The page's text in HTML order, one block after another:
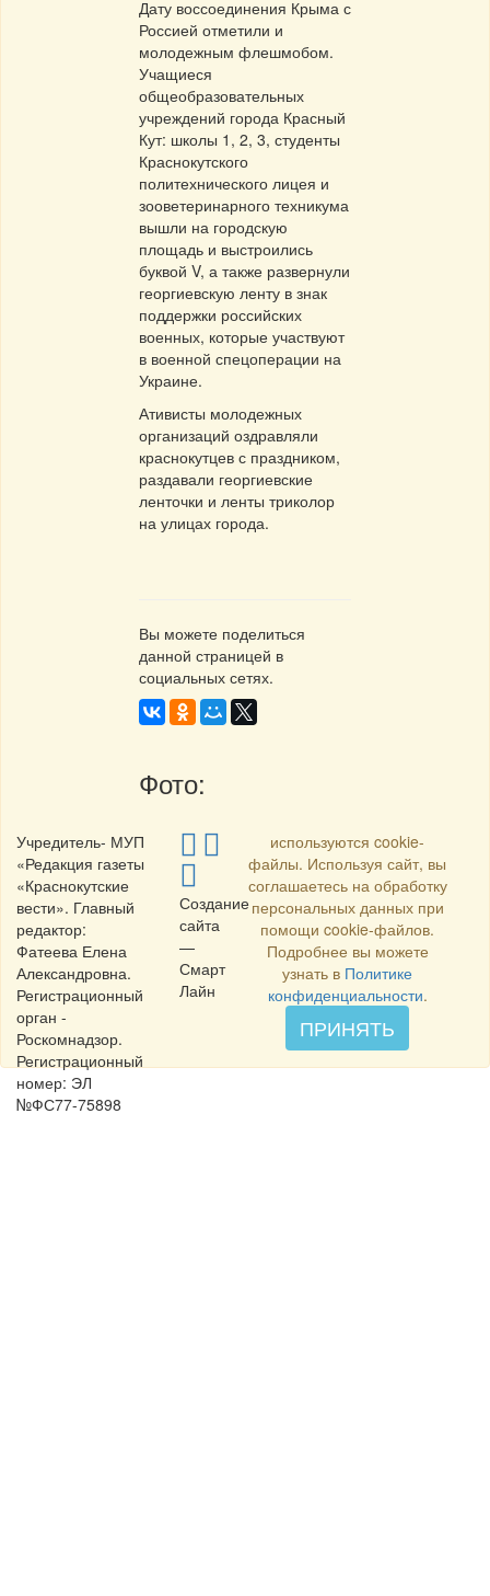
Дату воссоединения Крыма с
Россией отметили и
молодежным флешмобом.
Учащиеся
общеобразовательных
учреждений города Красный
Кут: школы 1, 2, 3, студенты
Краснокутского
политехнического лицея и
зооветеринарного техникума
вышли на городскую
площадь и выстроились
буквой V, а также развернули
георгиевскую ленту в знак
поддержки российских
военных, которые участвуют
в военной спецоперации на
Украине.
Ативисты молодежных
организаций оздравляли
краснокутцев с праздником,
раздавали георгиевские
ленточки и ленты триколор
на улицах города.
Вы можете поделиться
данной страницей в
социальных сетях.
Фото:
Учредитель- МУП
«Редакция газеты
«Краснокутские
вести». Главный
редактор:
Фатеева Елена
Александровна.
Регистрационный
орган -
Роскомнадзор.
Регистрационный
номер: ЭЛ
№ФС77-75898
Создание
сайта
—
Смарт
Лайн
используются cookie-
файлы. Используя сайт, вы
соглашаетесь на обработку
персональных данных при
помощи cookie-файлов.
Подробнее вы можете
узнать в Политике
конфиденциальности.
ПРИНЯТЬ